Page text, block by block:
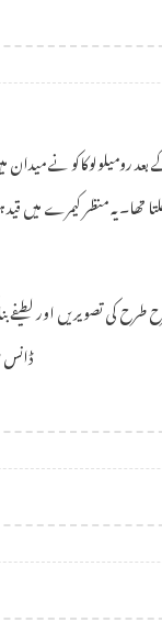
رومیلولوکاکو نے میدان
تھا۔ یہ منظر کیمرے میں قید
کی تصویریں اور لطیفے بنا
ڈانس